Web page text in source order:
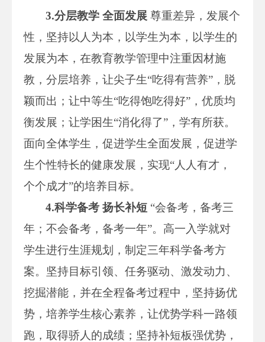
3.分层教学 全面发展 尊重差异，发展个
性，坚持以人为本，以学生为本，以学生的
发展为本，在教育教学管理中注重因材施
教，分层培养，让尖子生“吃得有营养”，脱
颖而出；让中等生“吃得饱吃得好”，优质均
衡发展；让学困生“消化得了”，学有所获。
面向全体学生，促进学生全面发展，促进学
生个性特长的健康发展，实现“人人有才，
个个成才”的培养目标。
4.科学备考 扬长补短 “会备考，备考三
年；不会备考，备考一年”。高一入学就对
学生进行生涯规划，制定三年科学备考方
案。坚持目标引领、任务驱动、激发动力、
挖掘潜能，并在全程备考过程中，坚持扬优
势，培养学生核心素养，让优势学科一路领
跑，取得骄人的成绩；坚持补短板强优势，